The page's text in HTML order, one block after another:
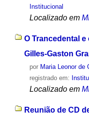
Institucional
Localizado em
O Trancedental e
Gilles-Gaston
por Maria Leonor de
registrado em:
Localizado em
Reunião de CD